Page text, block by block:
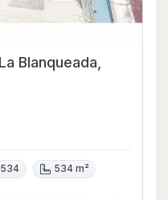
534 534 m²